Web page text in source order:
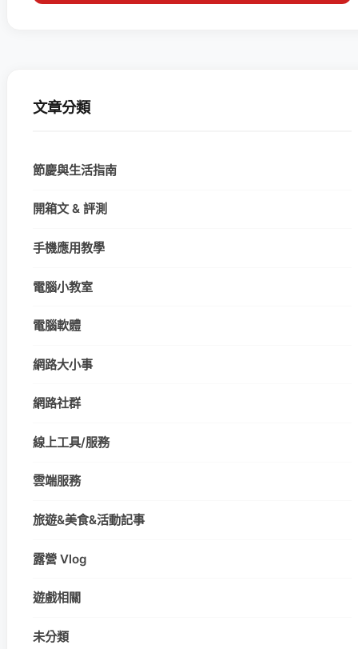
文章分類
節慶與生活指南
開箱文 & 評測
手機應用教學
電腦小教室
電腦軟體
網路大小事
網路社群
線上工具/服務
雲端服務
旅遊&美食&活動記事
露營 Vlog
遊戲相關
未分類